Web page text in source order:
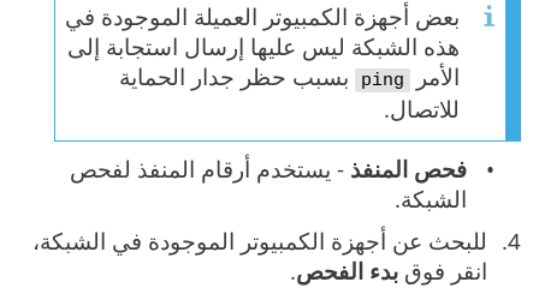
بعض أجهزة الكمبيوتر العميلة الموجودة في
هذه الشبكة ليس عليها إرسال استجابة إلى
الأمر ‎
ping
بسبب حظر جدار الحماية
للاتصال.
فحص المنفذ - يستخدم أرقام المنفذ لفحص
الشبكة.
للبحث عن أجهزة الكمبيوتر الموجودة في الشبكة،
انقر فوق ‎ بدء الفحص.